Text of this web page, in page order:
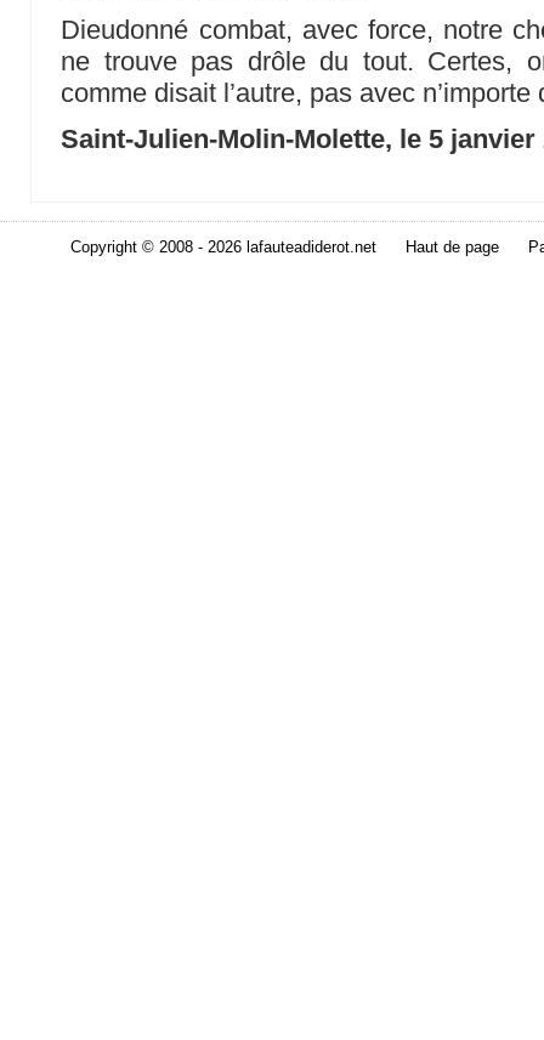
Dieudonné combat, avec force, notre
ne trouve pas drôle du tout. Certes,
comme disait l’autre, pas avec n’importe
Saint-Julien-Molin-Molette, le 5 janvier
Copyright © 2008 - 2026 lafauteadiderot.net Haut de page